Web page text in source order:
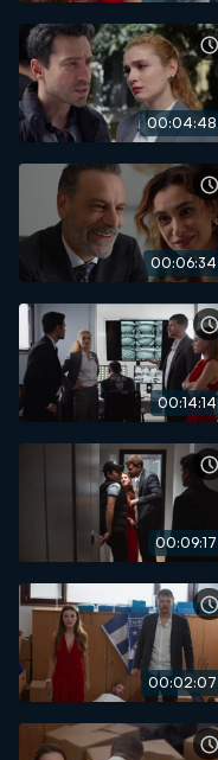
00:04:48
00:06:34
00:14:14
00:09:17
00:02:07